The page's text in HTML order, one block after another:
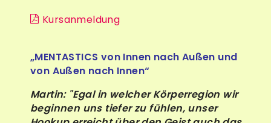
Kursanmeldung
„MENTASTICS von Innen nach Außen und
von Außen nach Innen“
Martin: "Egal in welcher Körperregion wir
beginnen uns tiefer zu fühlen, unser